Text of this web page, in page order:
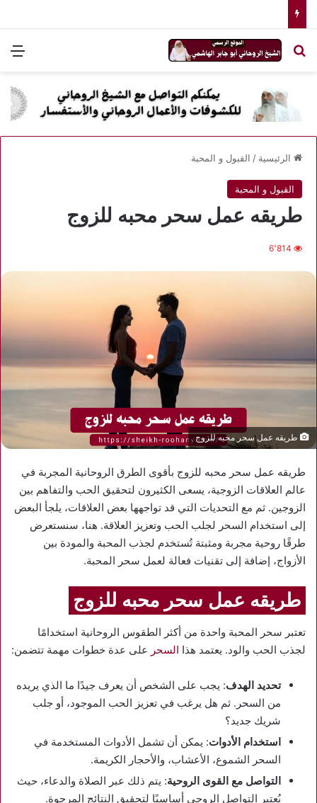
بحث عن
الرئيسية / القبول و المحبة
القبول و المحبة
طريقه عمل سحر محبه للزوج
6٬814
طريقه عمل سحر محبه للزوج
طريقه عمل سحر محبه للزوج بأقوى الطرق الروحانية المجربة في
عالم العلاقات الزوجية، يسعى الكثيرون لتحقيق الحب والتفاهم بين
الزوجين. ثم مع التحديات التي قد تواجهها بعض العلاقات، يلجأ البعض
إلى استخدام السحر لجلب الحب وتعزيز العلاقة. هنا، سنستعرض
طرقًا روحية مجربة ومثبتة تُستخدم لجذب المحبة والمودة بين
الأزواج، إضافة إلى تقنيات فعالة لعمل سحر المحبة.
طريقه عمل سحر محبه للزوج
تعتبر سحر المحبة واحدة من أكثر الطقوس الروحانية استخدامًا
لجذب الحب والود. يعتمد هذا السحر على عدة خطوات مهمة تتضمن:
تحديد الهدف: يجب على الشخص أن يعرف جيدًا ما الذي يريده
من السحر. ثم هل يرغب في تعزيز الحب الموجود، أو جلب
شريك جديد؟
استخدام الأدوات: يمكن أن تشمل الأدوات المستخدمة في
السحر الشموع، الأعشاب، والأحجار الكريمة.
التواصل مع القوى الروحية: يتم ذلك عبر الصلاة والدعاء، حيث
يُعتبر التواصل الروحي أساسيًا لتحقيق النتائج المرجوة.